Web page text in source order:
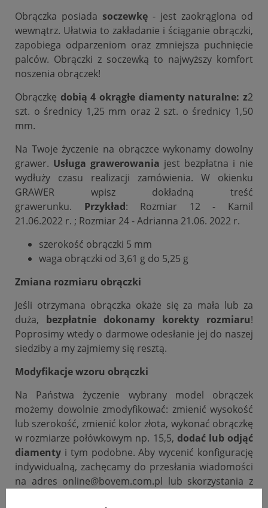
Obrączka posiada soczewkę - jest zaokrąglona od
wewnątrz. Ułatwia to zakładanie i ściąganie obrączki,
zapobiega odparzeniom oraz zmniejsza puchnięcie
palców. Obrączki z soczewką to najwyższy komfort
noszenia obrączek!
Obrączkę dobią 4 okrągłe diamenty naturalne:z2
szt. o średnicy 1,25 mm oraz 2 szt. o średnicy 1,50
mm.
Na Twoje życzenie na obrączce wykonamy dowolny
grawer. Usługa grawerowania jest bezpłatna i nie
wydłuży czasu realizacji zamówienia. W okienku
GRAWER wpisz dokładną treść
grawerunku.
Przykład: Rozmiar 12 - Kamil
21.06.2022 r. ; Rozmiar 24 - Adrianna 21.06. 2022 r.
szerokość obrączki 5 mm
waga obrączki od 3,61 g do 5,25 g
Zmiana rozmiaru obrączki
Jeśli otrzymana obrączka okaże się za mała lub za
duża, bezpłatnie dokonamy korekty rozmiaru!
Poprosimy wtedy o darmowe odesłanie jej do naszej
siedziby a my zajmiemy się resztą.
Modyfikacje wzoru obrączki
Na Państwa życzenie wybrany model obrączek
możemy dowolnie zmodyfikować: zmienić wysokość
lub szerokość, zmienić kolor złota, wykonać obrączkę
w rozmiarze połówkowym np. 15,5, dodać lub odjąć
diamenty i tym podobne. Aby wycenić konfigurację
indywidualną, zachęcamy do przesłania wiadomości
na adres online@bovem.com.pl lub skorzystania z